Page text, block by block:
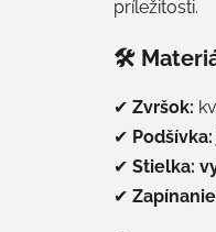
príležitosti.
🛠
✔ Zvršok:
✔ Podšívka:
✔ Stielka:
✔